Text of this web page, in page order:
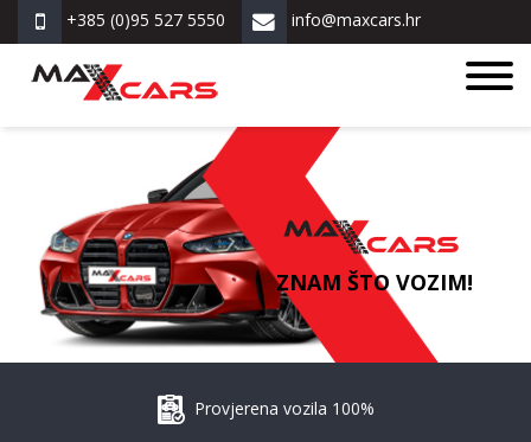
+385 (0)95 527 5550 info@maxcars.hr
ZNAM ŠTO VOZIM!
Provjerena vozila 100%